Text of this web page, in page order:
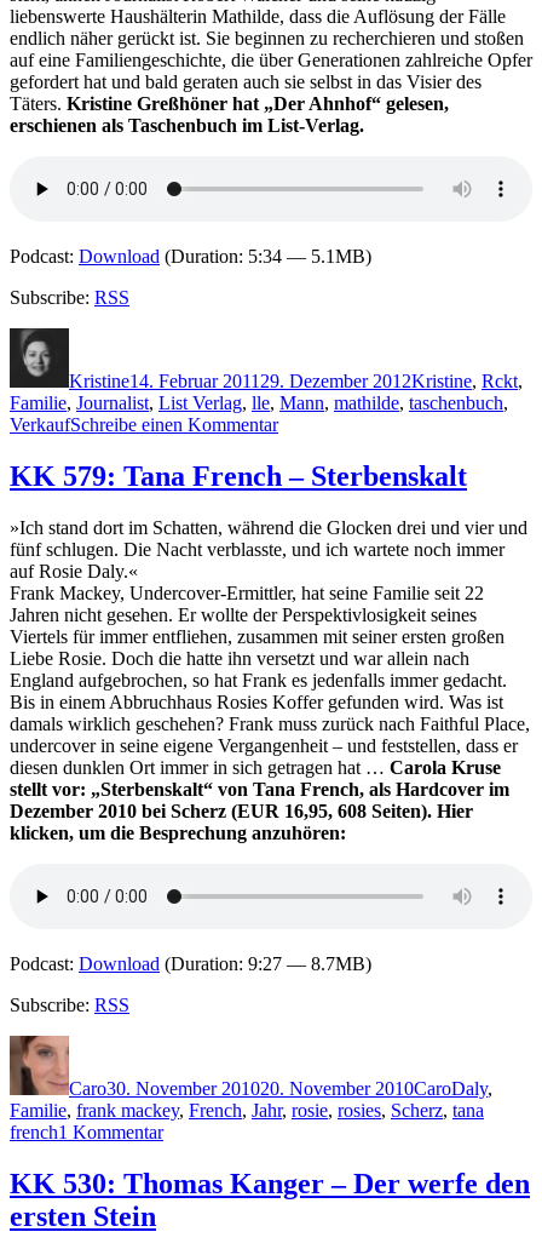
liebenswerte Haushälterin Mathilde, dass die Auflösung der Fälle
endlich näher gerückt ist. Sie beginnen zu recherchieren und stoßen
auf eine Familiengeschichte, die über Generationen zahlreiche Opfer
gefordert hat und bald geraten auch sie selbst in das Visier des
Täters. Kristine Greßhöner hat „Der Ahnhof“ gelesen,
erschienen als Taschenbuch im List-Verlag.
Podcast: Download (Duration: 5:34 — 5.1MB)
Subscribe: RSS
Kristine14. Februar 2011 29. Dezember 2012Kristine, Rckt,
Familie, Journalist, List Verlag, lle, Mann, mathilde, taschenbuch,
VerkaufSchreibe einen Kommentarzu
Joachim
–
Der
KK 579: Tana French – Sterbenskalt
»Ich stand dort im Schatten, während die Glocken drei und vier und
fünf schlugen. Die Nacht verblasste, und ich wartete noch immer
auf Rosie Daly.«
Frank Mackey, Undercover-Ermittler, hat seine Familie seit 22
Jahren nicht gesehen. Er wollte der Perspektivlosigkeit seines
Viertels für immer entfliehen, zusammen mit seiner ersten großen
Liebe Rosie. Doch die hatte ihn versetzt und war allein nach
England aufgebrochen, so hat Frank es jedenfalls immer gedacht.
Bis in einem Abbruchhaus Rosies Koffer gefunden wird. Was ist
damals wirklich geschehen? Frank muss zurück nach Faithful Place,
undercover in seine eigene Vergangenheit – und feststellen, dass er
diesen dunklen Ort immer in sich getragen hat … Carola Kruse
stellt vor: „Sterbenskalt“ von Tana French, als Hardcover im
Dezember 2010 bei Scherz (EUR 16,95, 608 Seiten). Hier
klicken, um die Besprechung anzuhören:
Podcast: Download (Duration: 9:27 — 8.7MB)
Subscribe: RSS
Autor
Caro30. November 201020. November 2010CaroDaly,
Familie, frank mackey, French, Jahr, rosie, rosies, Scherz, tana
french1 Kommentarzu
Tana
KK 530: Thomas Kanger – Der werfe den
ersten Stein